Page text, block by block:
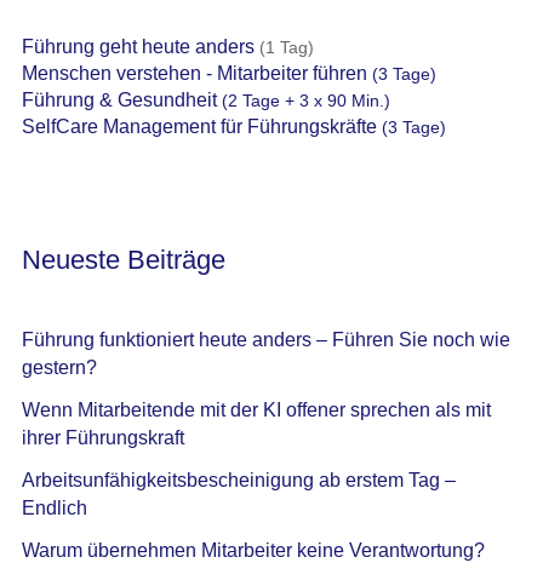
Führung geht heute anders(1 Tag)
Menschen verstehen - Mitarbeiter führen (3 Tage)
Führung & Gesundheit(2 Tage + 3 x 90 Min.)
SelfCare Management für Führungskräfte(3 Tage)
Neueste Beiträge
Führung funktioniert heute anders – Führen Sie noch wie
gestern?
Wenn Mitarbeitende mit der KI offener sprechen als mit
ihrer Führungskraft
Arbeitsunfähigkeitsbescheinigung ab erstem Tag –
Endlich
Warum übernehmen Mitarbeiter keine Verantwortung?